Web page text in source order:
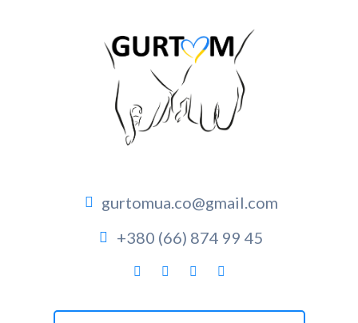
gurtomua.co@gmail.com
+380 (66) 874 99 45